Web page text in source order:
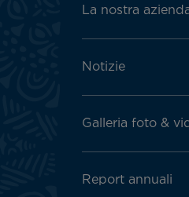
menu
La nostra
Notizie
Galleria foto &
Report annuali